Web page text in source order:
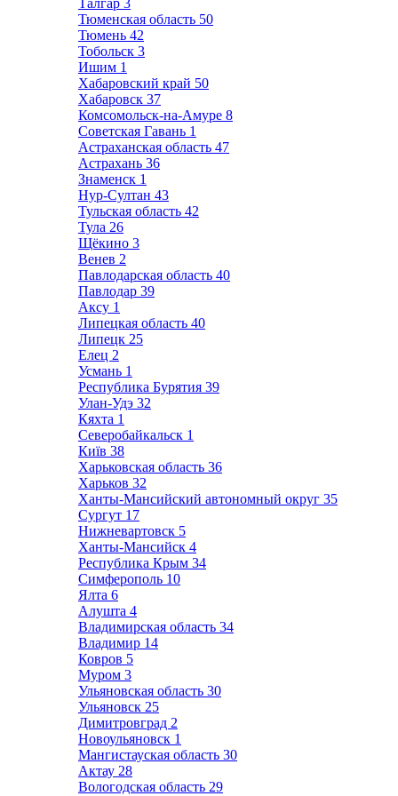
Талгар 3
Тюменская область 50
Тюмень 42
Тобольск 3
Ишим 1
Хабаровский край 50
Хабаровск 37
Комсомольск-на-Амуре 8
Советская Гавань 1
Астраханская область 47
Астрахань 36
Знаменск 1
Нур-Султан 43
Тульская область 42
Тула 26
Щёкино 3
Венев 2
Павлодарская область 40
Павлодар 39
Аксу 1
Липецкая область 40
Липецк 25
Елец 2
Усмань 1
Республика Бурятия 39
Улан-Удэ 32
Кяхта 1
Северобайкальск 1
Київ 38
Харьковская область 36
Харьков 32
Ханты-Мансийский автономный округ 35
Сургут 17
Нижневартовск 5
Ханты-Мансийск 4
Республика Крым 34
Симферополь 10
Ялта 6
Алушта 4
Владимирская область 34
Владимир 14
Ковров 5
Муром 3
Ульяновская область 30
Ульяновск 25
Димитровград 2
Новоульяновск 1
Мангистауская область 30
Актау 28
Вологодская область 29